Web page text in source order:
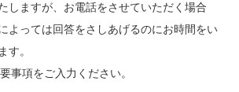
しますが、お電話をさせていただく場合
よっては回答をさしあげるのにお時間をい
す。
事項をご入力ください。